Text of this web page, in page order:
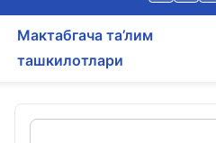
Мактабгача та’лим
ташкилотлари